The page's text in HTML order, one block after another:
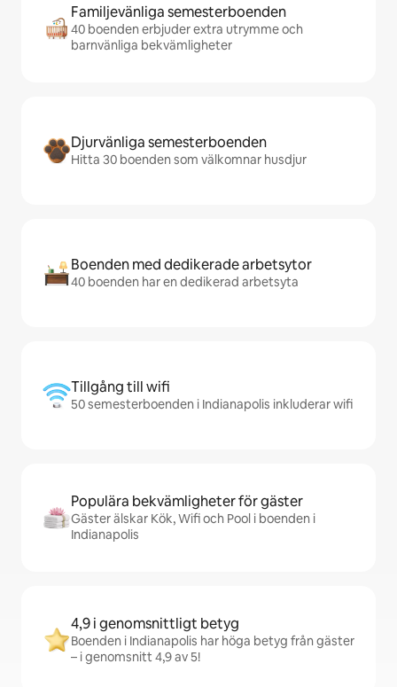
Familjevänliga semesterboenden
40 boenden erbjuder extra utrymme och
barnvänliga bekvämligheter
Djurvänliga semesterboenden
Hitta 30 boenden som välkomnar husdjur
Boenden med dedikerade arbetsytor
40 boenden har en dedikerad arbetsyta
Tillgång till wifi
50 semesterboenden i Indianapolis inkluderar wifi
Populära bekvämligheter för gäster
Gäster älskar Kök, Wifi och Pool i boenden i
Indianapolis
4,9 i genomsnittligt betyg
Boenden i Indianapolis har höga betyg från gäster
– i genomsnitt 4,9 av 5!